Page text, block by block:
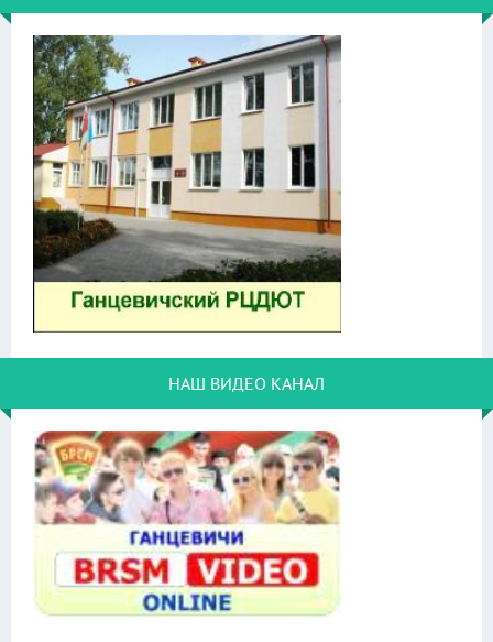
НАШ ВИДЕО КАНАЛ